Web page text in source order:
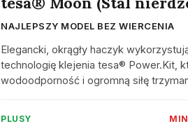
NAJLEPSZY MODEL BEZ WIERCENIA
Elegancki, okrągły haczyk
technologię klejenia tesa® Power.Kit,
wodoodporność i ogromną siłę
PLUSY